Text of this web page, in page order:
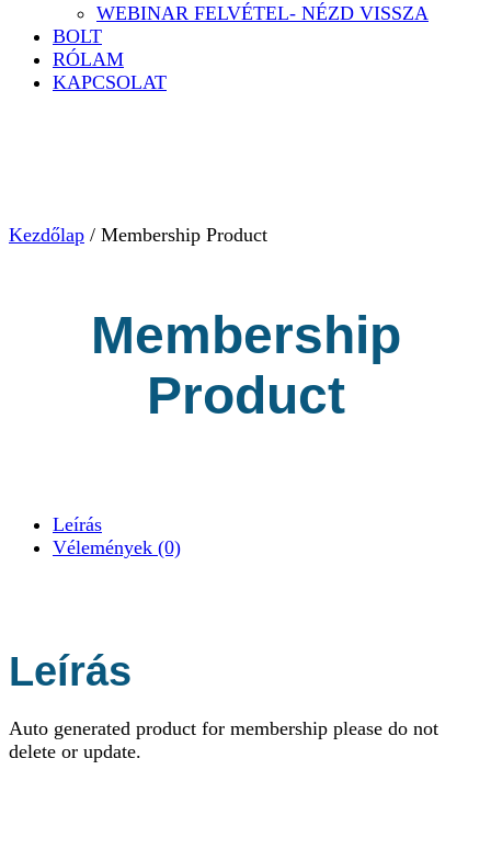
WEBINAR FELVÉTEL- NÉZD VISSZA
BOLT
RÓLAM
KAPCSOLAT
Kezdőlap / Membership Product
Membership
Product
Leírás
Vélemények (0)
Leírás
Auto generated product for membership please do not
delete or update.